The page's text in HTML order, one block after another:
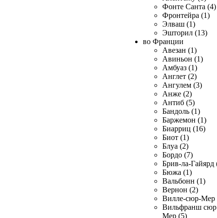
Фонте Санта (4)
Фронтейра (1)
Элваш (1)
Эшторил (13)
во Франции
Авезан (1)
Авиньон (1)
Амбуаз (1)
Англет (2)
Ангулем (3)
Анже (2)
Антиб (5)
Бандоль (1)
Баржемон (1)
Биарриц (16)
Биот (1)
Блуа (2)
Бордо (7)
Брив-ла-Гайярд
Бюжа (1)
Вальбонн (1)
Вернон (2)
Вилле-сюр-Мер
Вильфранш сюр
Мер (5)